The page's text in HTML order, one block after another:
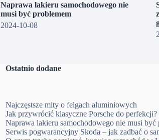
Naprawa lakieru samochodowego nie
musi być problemem
2024-10-08
Ostatnio dodane
Najczęstsze mity o felgach aluminiowych
Jak przywrócić klasyczne Porsche do
Naprawa lakieru samochodowego nie musi być
Serwis pogwarancyjny Skoda – jak zadbać o